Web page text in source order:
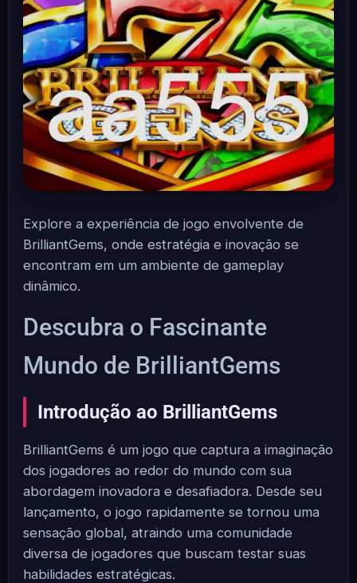
Explore a experiência de jogo envolvente de
BrilliantGems, onde estratégia e inovação se
encontram em um ambiente de gameplay
dinâmico.
Descubra o Fascinante
Mundo de BrilliantGems
Introdução ao BrilliantGems
BrilliantGems é um jogo que captura a imaginação
dos jogadores ao redor do mundo com sua
abordagem inovadora e desafiadora. Desde seu
lançamento, o jogo rapidamente se tornou uma
sensação global, atraindo uma comunidade
diversa de jogadores que buscam testar suas
habilidades estratégicas.